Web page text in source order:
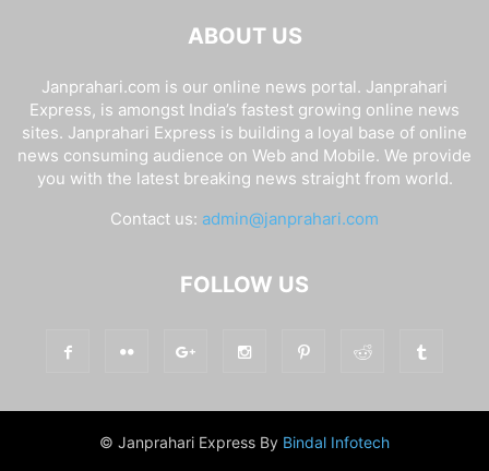
ABOUT US
Janprahari.com is our online news portal. Janprahari
Express, is amongst India’s fastest growing online news
sites. Janprahari Express is building a loyal base of online
news consuming audience on Web and Mobile. We provide
you with the latest breaking news straight from world.
Contact us: admin@janprahari.com
FOLLOW US
© Janprahari Express By Bindal Infotech